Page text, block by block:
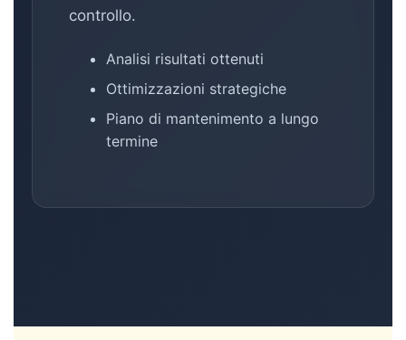
controllo.
Analisi risultati ottenuti
Ottimizzazioni strategiche
Piano di mantenimento a lungo
termine